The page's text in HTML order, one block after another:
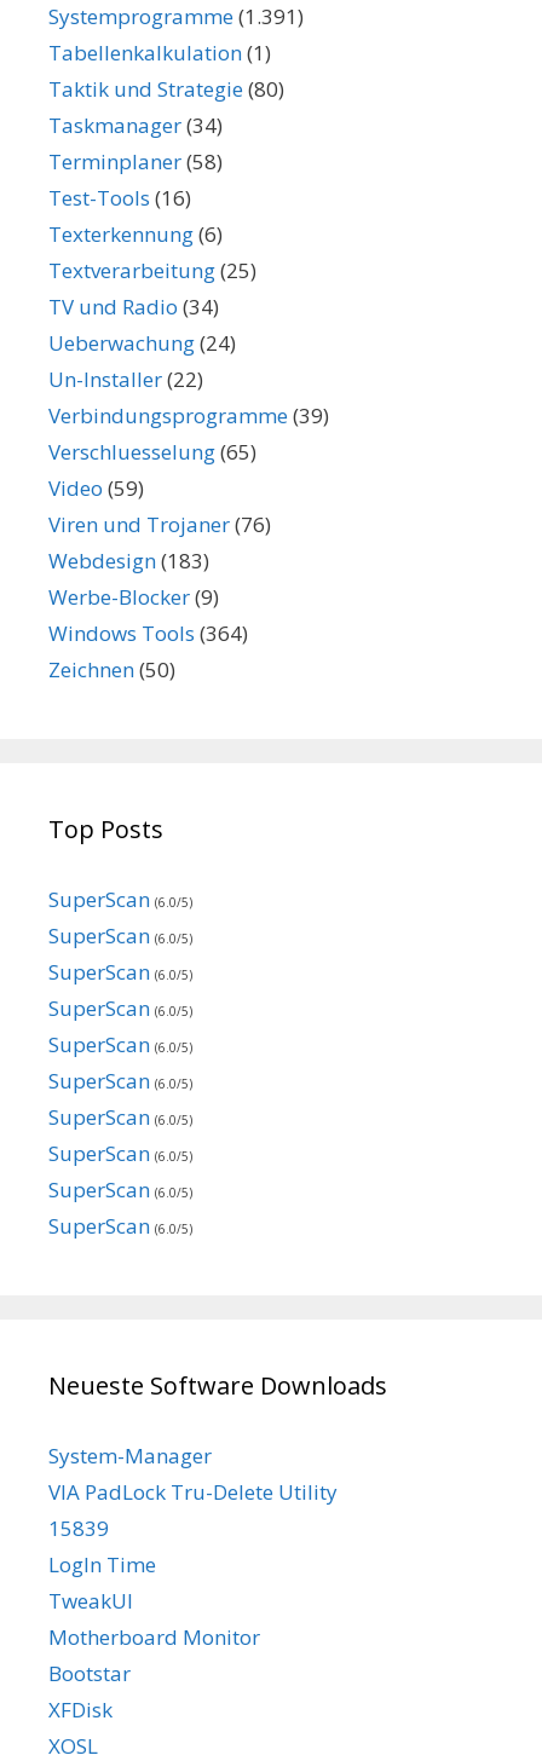
Systemprogramme(1.391)
Tabellenkalkulation(1)
Taktik und Strategie(80)
Taskmanager(34)
Terminplaner(58)
Test-Tools (16)
Texterkennung(6)
Textverarbeitung(25)
TV und Radio (34)
Ueberwachung(24)
Un-Installer(22)
Verbindungsprogramme(39)
Verschluesselung(65)
Video (59)
Viren und Trojaner(76)
Webdesign(183)
Werbe-Blocker(9)
Windows Tools (364)
Zeichnen(50)
Top Posts
SuperScan (6.0/5)
SuperScan (6.0/5)
SuperScan (6.0/5)
SuperScan (6.0/5)
SuperScan (6.0/5)
SuperScan (6.0/5)
SuperScan (6.0/5)
SuperScan (6.0/5)
SuperScan (6.0/5)
SuperScan (6.0/5)
Neueste Software Downloads
System-Manager
VIA PadLock Tru-Delete Utility
15839
LogIn Time
TweakUI
Motherboard Monitor
Bootstar
XFDisk
XOSL